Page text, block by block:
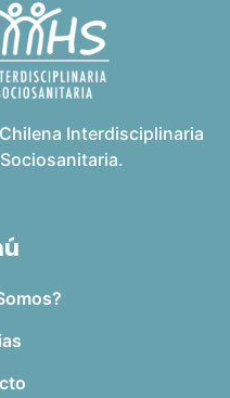
Interdisciplinaria